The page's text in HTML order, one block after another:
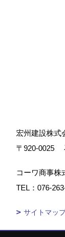
宏州建設株式
〒920-0025
コーワ商事株
TEL： 076-
サイトマッ